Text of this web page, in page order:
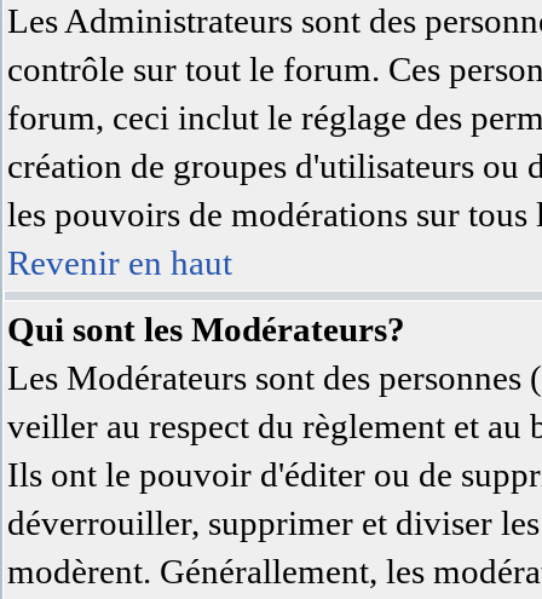
Les Administrateurs sont des
contrôle sur tout le forum. Ces
forum, ceci inclut le réglage des
création de groupes d'utilisateurs ou
les pouvoirs de modérations sur tous
Revenir en haut
Qui sont les Modérateurs?
Les Modérateurs sont des
veiller au respect du règlement et
Ils ont le pouvoir d'éditer ou de
déverrouiller, supprimer et diviser
modèrent. Générallement, les